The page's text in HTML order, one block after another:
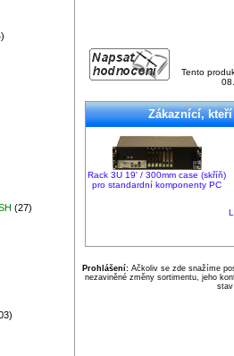
(27)
Tento
Zákaznící,
Rack 3U 19' / 300mm case (skříň)
pro standardní komponenty PC
Prohlášení:Ačkoliv se zde snažíme
nezaviněné změny sortimentu, jeho
stav